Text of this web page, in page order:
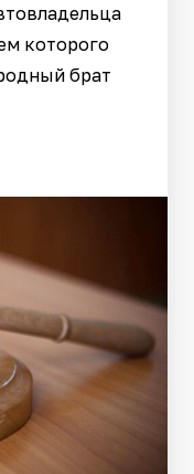
которого
брат